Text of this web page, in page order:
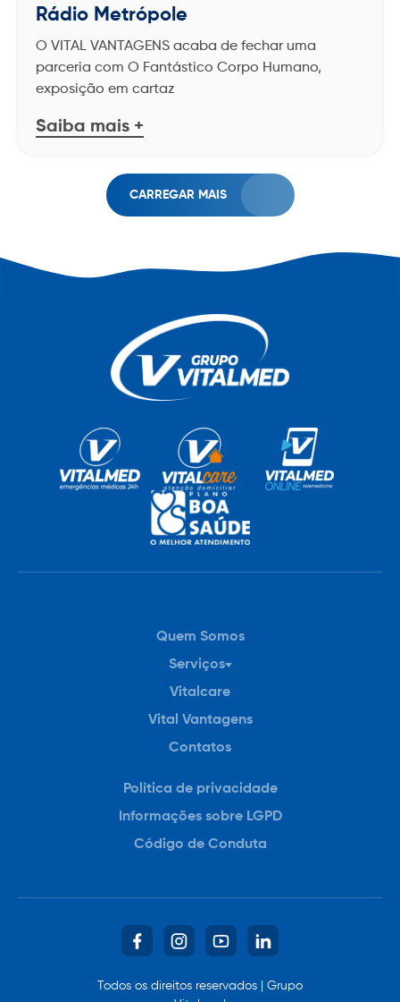
Rádio Metrópole
O VITAL VANTAGENS acaba de fechar uma
parceria com O Fantástico Corpo Humano,
exposição em cartaz
Saiba mais +
CARREGAR MAIS
Quem Somos
Serviços
Para Você
Para sua Empresa
Vitalcare
Vital Vantagens
Contatos
Política de privacidade
Informações sobre LGPD
Código de Conduta
Todos os direitos reservados | Grupo
VIVI – Canal de Vendas
Fale com um dos nossos consultores